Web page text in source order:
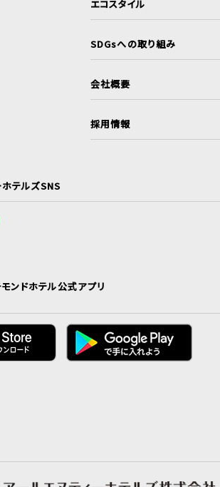
エコスタイル
SDGsへの取り組み
会社概要
採用情報
ホテルズSNS
モンドホテル公式アプリ